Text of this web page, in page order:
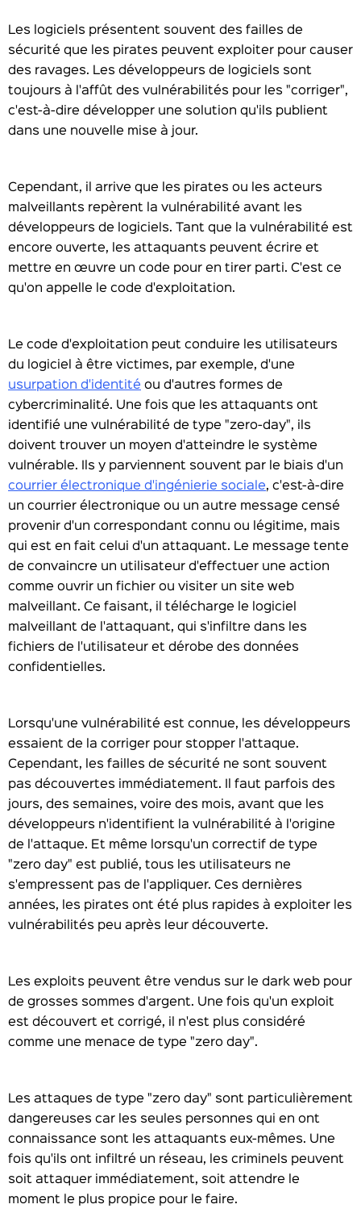
Les logiciels présentent souvent des failles de
sécurité que les pirates peuvent exploiter pour causer
des ravages. Les développeurs de logiciels sont
toujours à l'affût des vulnérabilités pour les "corriger",
c'est-à-dire développer une solution qu'ils publient
dans une nouvelle mise à jour.
Cependant, il arrive que les pirates ou les acteurs
malveillants repèrent la vulnérabilité avant les
développeurs de logiciels. Tant que la vulnérabilité est
encore ouverte, les attaquants peuvent écrire et
mettre en œuvre un code pour en tirer parti. C'est ce
qu'on appelle le code d'exploitation.
Le code d'exploitation peut conduire les utilisateurs
du logiciel à être victimes, par exemple, d'une
usurpation d'identité ou d'autres formes de
cybercriminalité. Une fois que les attaquants ont
identifié une vulnérabilité de type "zero-day", ils
doivent trouver un moyen d'atteindre le système
vulnérable. Ils y parviennent souvent par le biais d'un
courrier électronique d'ingénierie sociale, c'est-à-dire
un courrier électronique ou un autre message censé
provenir d'un correspondant connu ou légitime, mais
qui est en fait celui d'un attaquant. Le message tente
de convaincre un utilisateur d'effectuer une action
comme ouvrir un fichier ou visiter un site web
malveillant. Ce faisant, il télécharge le logiciel
malveillant de l'attaquant, qui s'infiltre dans les
fichiers de l'utilisateur et dérobe des données
confidentielles.
Lorsqu'une vulnérabilité est connue, les développeurs
essaient de la corriger pour stopper l'attaque.
Cependant, les failles de sécurité ne sont souvent
pas découvertes immédiatement. Il faut parfois des
jours, des semaines, voire des mois, avant que les
développeurs n'identifient la vulnérabilité à l'origine
de l'attaque. Et même lorsqu'un correctif de type
"zero day" est publié, tous les utilisateurs ne
s'empressent pas de l'appliquer. Ces dernières
années, les pirates ont été plus rapides à exploiter les
vulnérabilités peu après leur découverte.
Les exploits peuvent être vendus sur le dark web pour
de grosses sommes d'argent. Une fois qu'un exploit
est découvert et corrigé, il n'est plus considéré
comme une menace de type "zero day".
Les attaques de type "zero day" sont particulièrement
dangereuses car les seules personnes qui en ont
connaissance sont les attaquants eux-mêmes. Une
fois qu'ils ont infiltré un réseau, les criminels peuvent
soit attaquer immédiatement, soit attendre le
moment le plus propice pour le faire.